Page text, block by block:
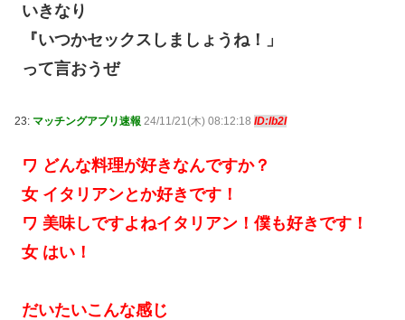
いきなり
『いつかセックスしましょうね！」
って言おうぜ
23: マッチングアプリ速報 24/11/21(木) 08:12:18 ID:lb2I
ワ どんな料理が好きなんですか？
女 イタリアンとか好きです！
ワ 美味しですよねイタリアン！僕も好きです！
女 はい！
だいたいこんな感じ